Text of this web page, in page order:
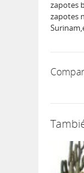
zapotes
zapotes